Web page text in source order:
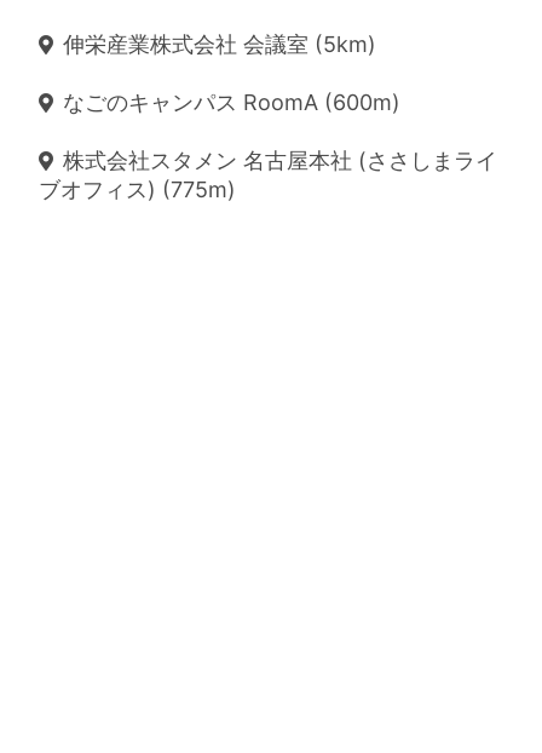
伸栄産業株式会社 会議室 (5km)
なごのキャンパス RoomA (600m)
株式会社スタメン 名古屋本社 (ささしまライ
ブオフィス) (775m)